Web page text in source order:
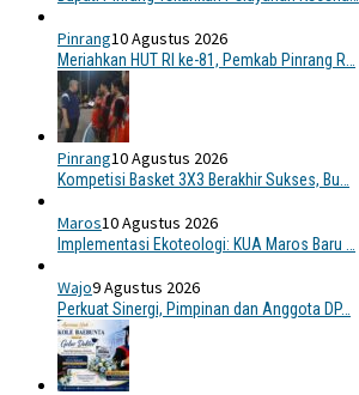
Pinrang10 Agustus 2026
Meriahkan HUT RI ke-81, Pemkab Pinrang R…
Pinrang10 Agustus 2026
Kompetisi Basket 3X3 Berakhir Sukses, Bu…
Maros10 Agustus 2026
Implementasi Ekoteologi: KUA Maros Baru …
Wajo9 Agustus 2026
Perkuat Sinergi, Pimpinan dan Anggota DP…